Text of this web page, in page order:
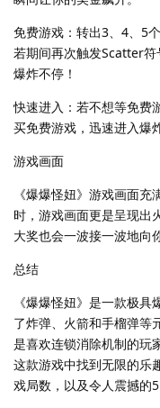
免费游戏：转出3、4、5
若期间再次触发Scatter
爆炸不停！
快速进入：若不想等免费
买免费游戏，迅速进入爆
游戏画面
《爆爆怪妞》游戏画面
时，游戏画面更是呈现出
大奖也会一波接一波地向
总结
《爆爆怪妞》是一款极
了炸弹、火箭和手榴弹等
是喜欢连锁消除机制的玩
这款游戏中找到无限的乐
戏局数，以及令人震撼的